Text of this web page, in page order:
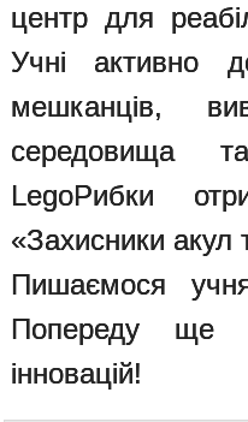
центр для
Учні активно
мешканців,
середовища
LegoРибки
«Захисники акул
Пишаємося
Попереду ще
інновацій!